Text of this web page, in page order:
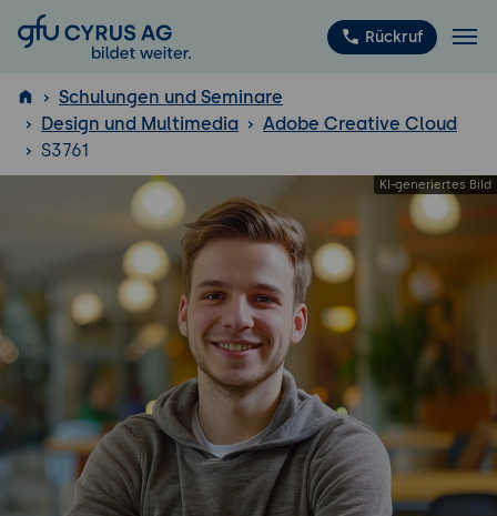
GFU Cyrus AG Rückruf
ISTQB
Schulungen und Seminare
Design und Multimedia
Adobe Creative Cloud
S3761